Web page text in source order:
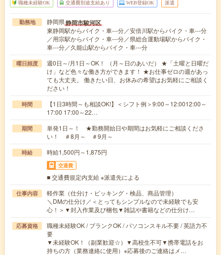
職種未経験OK 交通費別途支給あり WEB登録OK 派遣
勤務地 静岡県静岡市駿河区
東静岡駅からバイク・車---分／安倍川駅からバイク・車---分
／用宗駅からバイク・車---分／県総合運動場駅からバイク・
車---分／久能山駅からバイク・車---分
曜日頻度
週0日～/月1日～OK！ （月～日のあいだ） ★「土曜と日曜だ
け」など色々な働き方ができます！ ★お仕事ゼロの週があっ
ても大丈夫。 働きたい日、お休みの希望はお気軽にご相談く
ださい！
時間
【1日3時間～も相談OK!】＜シフト例＞9:00～12:0012:00～
17:00 17:00～22…
期間
単発1日～！ ★勤務開始日や期間はお気軽にご相談くださ
い！ ＃8月～ ＃9月～
時給 時給1,500円～1,875円
交通費
■ 交通費規定内支給 ※派遣先による
仕事内容
軽作業（仕分け・ピッキング・検品、商品管理）
＼DMの仕分け／＜とってもシンプルなので未経験でも安
心！＞▼封入作業及び梱包▼雑誌や書籍などの仕分け…
応募資格
職種未経験OK / ブランクOK / パソコンスキル不要 / 英語力不
要
▼未経験OK！（副業歓迎☆）▼高校生不可▼携帯電話をお
持ちの方（業務連絡に使用）※応募後のご連絡はメ…